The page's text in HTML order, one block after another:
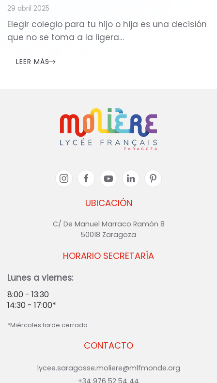
29 abril 2025
Elegir colegio para tu hijo o hija es una decisión
que no se toma a la ligera…
LEER MÁS
UBICACIÓN
C/ De Manuel Marraco Ramón 8
50018 Zaragoza
CONTACTO
lycee.saragosse.moliere@mlfmonde.org
HORARIO SECRETARÍA
Lunes a viernes:
8:00 - 13:30
14:30 - 17:00*
*Miércoles tarde cerrado